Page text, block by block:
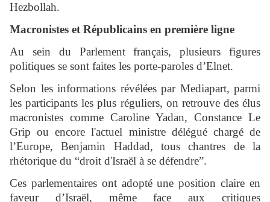
Hezbollah.
Macronistes et Républicains en première ligne
Au sein du Parlement français, plusieurs figures
politiques se sont faites les porte-paroles d’Elnet.
Selon les informations révélées par Mediapart, parmi
les participants les plus réguliers, on retrouve des élus
macronistes comme Caroline Yadan, Constance Le
Grip ou encore l'actuel ministre délégué chargé de
l’Europe, Benjamin Haddad, tous chantres de la
rhétorique du “droit d'Israël à se défendre”.
Ces parlementaires ont adopté une position claire en
faveur d’Israël, même face aux critiques